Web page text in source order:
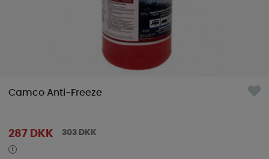
Camco Anti-Freeze
303DKK
287 DKK